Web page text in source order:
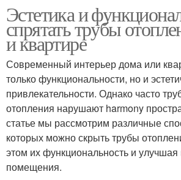
Эстетика и
спрятать трубы
и квартире
Современный интерьер дома или
только функциональности, но и
привлекательности. Однако часто
отопления нарушают harmony
статье мы рассмотрим различные
которых можно скрыть трубы
этом их функциональность и
помещения.